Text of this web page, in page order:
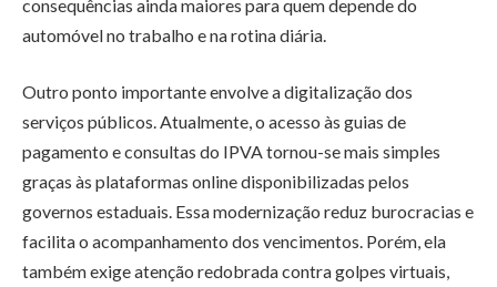
consequências ainda maiores para quem depende do
automóvel no trabalho e na rotina diária.
Outro ponto importante envolve a digitalização dos
serviços públicos. Atualmente, o acesso às guias de
pagamento e consultas do IPVA tornou-se mais simples
graças às plataformas online disponibilizadas pelos
governos estaduais. Essa modernização reduz burocracias e
facilita o acompanhamento dos vencimentos. Porém, ela
também exige atenção redobrada contra golpes virtuais,